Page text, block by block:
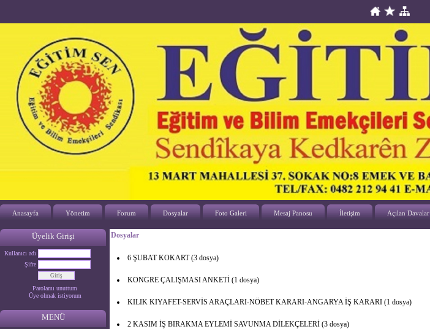
Anasayfa Yönetim Forum Dosyalar Foto Galeri Mesaj Panosu İletişim Açılan Davalar
Üyelik Girişi
Kullanıcı adı
Şifre
Parolamı unuttum
Üye olmak istiyorum
MENÜ
Dosyalar
6 ŞUBAT KOKART (3 dosya)
KONGRE ÇALIŞMASI ANKETİ (1 dosya)
KILIK KIYAFET-SERVİS ARAÇLARI-NÖBET KARARI-ANGARYA İŞ KARARI (1 dosya)
2 KASIM İŞ BIRAKMA EYLEMİ SAVUNMA DİLEKÇELERİ (3 dosya)